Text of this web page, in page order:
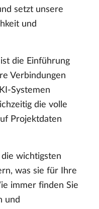
setzt unsere
und
die Einführung
Verbindungen
Systemen
die volle
Projektdaten
wichtigsten
was sie für Ihre
immer finden Sie
und